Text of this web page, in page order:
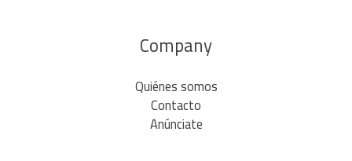
Company
Quiénes somos
Contacto
Anúnciate